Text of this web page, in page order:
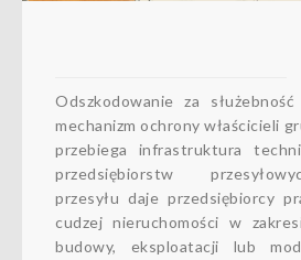
Odszkodowanie za
mechanizm ochrony właścicieli
przebiega infrastruktura
przedsiębiorstw
przesyłu daje przedsiębiorcy
cudzej nieruchomości w
budowy, eksploatacji lub